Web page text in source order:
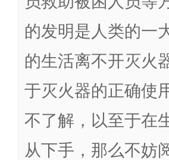
的发明是人类的一
的生活离不开灭火
于灭火器的正确使
不了解，以至于在
从下手，那么不妨